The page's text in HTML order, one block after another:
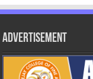
Advertisement